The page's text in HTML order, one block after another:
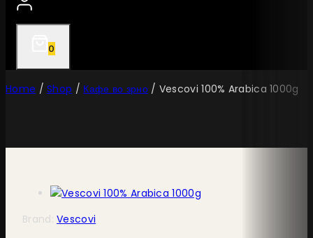
0
Home / Shop / Кафе во зрно / Vescovi 100% Arabica 1000g
Brand:Vescovi